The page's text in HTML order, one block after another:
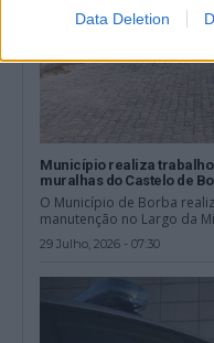
Data Deletion
Município realiza
muralhas do Castelo de
O Município de Borba
manutenção no Largo da
29 Julho, 2026 - 07:30